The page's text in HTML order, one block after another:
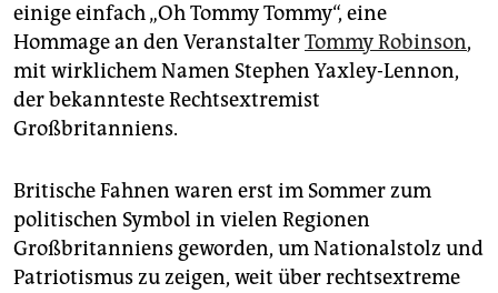
einige einfach „Oh Tommy Tommy“, eine
Hommage an den VeranstalterTommy Robinson,
mit wirklichem Namen Stephen Yaxley-Lennon,
der bekannteste Rechtsextremist
Großbritanniens.
Britische Fahnen waren erst im Sommer zum
politischen Symbol in vielen Regionen
Großbritanniens geworden, um Nationalstolz und
Patriotismus zu zeigen, weit über rechtsextreme